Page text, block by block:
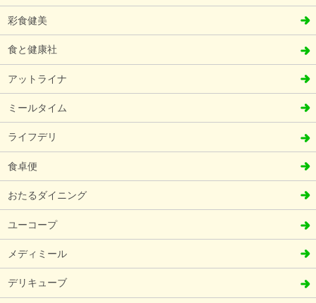
彩食健美
食と健康社
アットライナ
ミールタイム
ライフデリ
食卓便
おたるダイニング
ユーコープ
メディミール
デリキューブ